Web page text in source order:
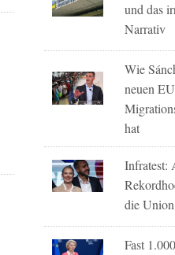
und das
Narrativ
Wie
neuen
hat
Infratest:
die
Fast